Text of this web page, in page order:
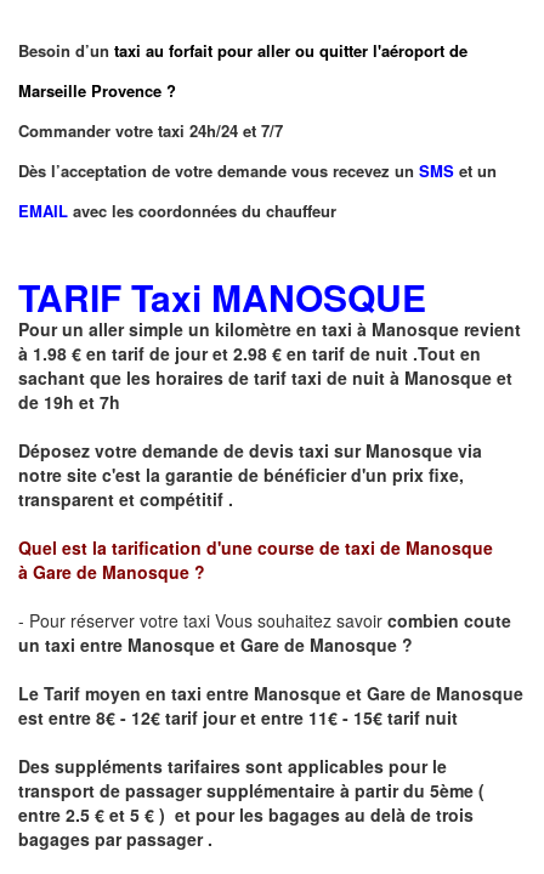
Besoin d’un taxi au forfait pour aller ou quitter l'aéroport de
Marseille Provence ?
Commander votre taxi 24h/24 et 7/7
Dès l’acceptation de votre demande vous recevez un SMS et un
EMAIL avec les coordonnées du chauffeur
TARIF Taxi MANOSQUE
Pour un aller simple un kilomètre en taxi à Manosque revient
à 1.98 € en tarif de jour et 2.98 € en tarif de nuit .Tout en
sachant que les horaires de tarif taxi de nuit à Manosque et
de 19h et 7h
Déposez votre demande de devis taxi sur Manosque via
notre site c'est la garantie de bénéficier d'un prix fixe,
transparent et compétitif .
Quel est la tarification d'une course de taxi de Manosque
à Gare de Manosque ?
- Pour réserver votre taxi Vous souhaitez savoir combien coute
un taxi entre Manosque et Gare de Manosque ?
Le Tarif moyen en taxi entre Manosque et Gare de Manosque
est entre 8€ - 12€ tarif jour et entre 11€ - 15€ tarif nuit
Des suppléments tarifaires sont applicables pour le
transport de passager supplémentaire à partir du 5ème (
entre 2.5 € et 5 € ) et pour les bagages au delà de trois
bagages par passager .